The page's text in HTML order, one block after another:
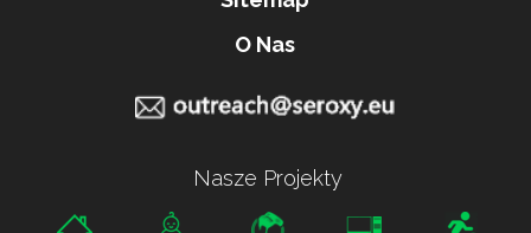
O Nas
Nasze Projekty